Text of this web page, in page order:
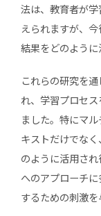
法は、教育者が
えられますが、
結果をどのように
これらの研究を
れ、学習プロセ
ました。特にマ
キストだけでな
のように活用さ
へのアプローチ
するための刺激を